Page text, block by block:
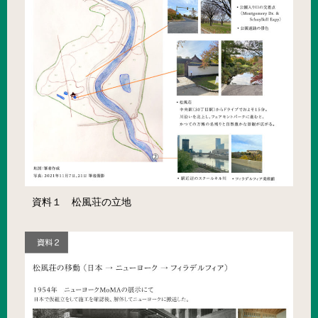
資料１ 松風荘の立地